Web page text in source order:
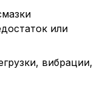
или
вибрации,